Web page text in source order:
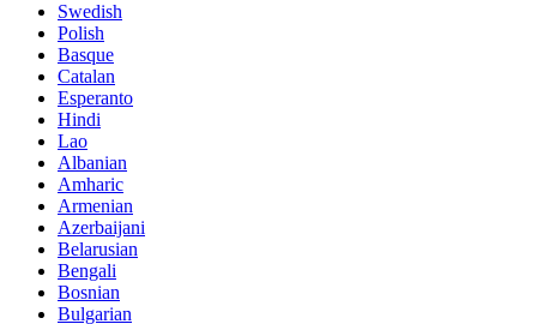
Swedish
Polish
Basque
Catalan
Esperanto
Hindi
Lao
Albanian
Amharic
Armenian
Azerbaijani
Belarusian
Bengali
Bosnian
Bulgarian